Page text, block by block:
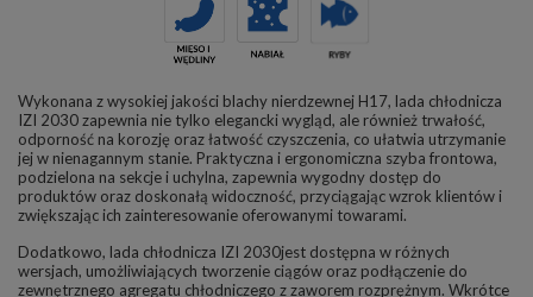
Wykonana z wysokiej jakości blachy nierdzewnej H17, lada chłodnicza
IZI 2030 zapewnia nie tylko elegancki wygląd, ale również trwałość,
odporność na korozję oraz łatwość czyszczenia, co ułatwia utrzymanie
jej w nienagannym stanie. Praktyczna i ergonomiczna szyba frontowa,
podzielona na sekcje i uchylna, zapewnia wygodny dostęp do
produktów oraz doskonałą widoczność, przyciągając wzrok klientów i
zwiększając ich zainteresowanie oferowanymi towarami.
Dodatkowo, lada chłodnicza IZI 2030jest dostępna w różnych
wersjach, umożliwiających tworzenie ciągów oraz podłączenie do
zewnętrznego agregatu chłodniczego z zaworem rozprężnym. Wkrótce